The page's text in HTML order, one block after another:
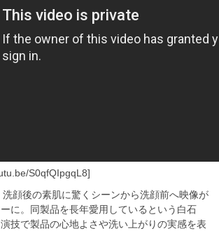
S0qfQIpgqL8]
顔後の素肌に驚くシーンから洗顔前へ映像が
に。同製品を長年愛用しているという白石
技で製品の心地よさや洗い上がりの実感を表